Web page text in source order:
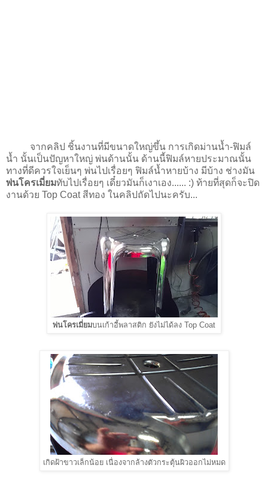
จากคลิป ชิ้นงานที่มีขนาดใหญ่ขึ้น การเกิดม่านน้ำ-ฟิมล์
น้ำ นั้นเป็นปัญหาใหญ่ พ่นด้านนั้น ด้านนี้ฟิมล์หายประมาณนั้น
ทางที่ดีควรใจเย็นๆ พ่นไปเรื่อยๆ ฟิมล์น้ำหายบ้าง มีบ้าง ช่างมัน
พ่นโครเมี่ยมทับไปเรื่อยๆ เดี๋ยวมันก็เงาเอง...... :) ท้ายที่สุดก็จะปิด
งานด้วย Top Coat สีทอง ในคลิปถัดไปนะครับ...
พ่นโครเมี่ยมบนเก้าอี้พลาสติก ยังไม่ได้ลง Top Coat
เกิดฝ้าขาวเล็กน้อย เนื่องจากล้างตัวกระตุ้นผิวออกไม่หมด